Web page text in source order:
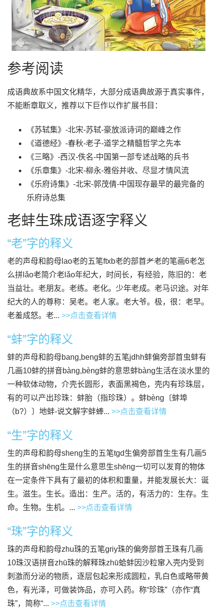
参考阅读
成语典故系中国文化精华，大部分成语典故源于真实事件，
不能断章取义，推荐以下巨作以作扩展书目：
《苏轼集》-北宋-苏轼-豪放派诗词的巅峰之作
《道德经》-春秋-老子-道学之精髓哲学之先本
《三略》-西汉-佚名-中国第一部专述战略的兵书
《乐章集》-北宋-柳永-雅俗并收、尽显才情风流
《乐府诗集》-北宋-郭茂倩-中国现存最早的最完备的
乐府诗总集
老蚌生珠成语逐字释义
“老”字的释义
老的声母和韵母lao老的五笔ftxb老的部首耂老的笔画6老怎
么拼lǎo老简介老lǎo年纪大，时间长，有经验，陈旧的：老
当益壮。老朋友。老练。老化。少年老成。老马识途。对年
纪大的人的尊称：吴老。老人家。老大爷。极，很：老早。
老羞成怒。老... >>点击查看详情
“蚌”字的释义
蚌的声母和韵母bang,beng蚌的五笔jdhh蚌偏旁部首虫蚌有
几画10蚌的拼音bàng,bèng蚌的意思蚌bàng生活在淡水里的
一种软体动物，介壳长圆形，表面黑褐色，壳内有珍珠层，
有的可以产出珍珠：蚌胎（指珍珠）。蚌bèng〔蚌埠
（b?）〕地蚌-说文解字蚌蜯... >>点击查看详情
“生”字的释义
生的声母和韵母sheng生的五笔tgd生偏旁部首生生有几画5
生的拼音shēng生是什么意思生shēng一切可以发育的物体
在一定条件下具有了最初的体积和重量，并能发展长大：诞
生。滋生。生长。造出：生产。活的，有活力的：生存。生
命。生物。生机。... >>点击查看详情
“珠”字的释义
珠的声母和韵母zhu珠的五笔griy珠的偏旁部首王珠有几画
10珠汉语拼音zhū珠的解释珠zhū蛤蚌因沙粒窜入壳内受到
刺激而分泌的物质，逐层包起来形成圆粒，乳白色或略带黄
色，有光泽，可做装饰品，亦可入药。称“珍珠”（亦作“真
珠”，简称“... >>点击查看详情